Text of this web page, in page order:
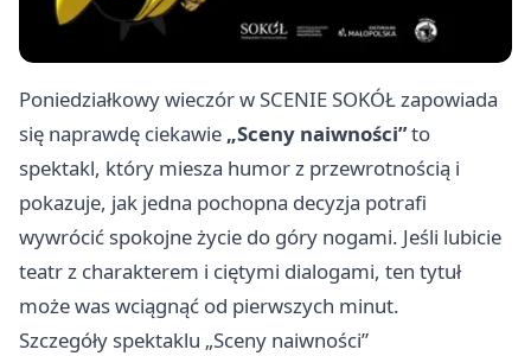
Poniedziałkowy wieczór w SCENIE SOKÓŁ zapowiada
się naprawdę ciekawie „Sceny naiwności”to
spektakl, który miesza humor z przewrotnością i
pokazuje, jak jedna pochopna decyzja potrafi
wywrócić spokojne życie do góry nogami. Jeśli lubicie
teatr z charakterem i ciętymi dialogami, ten tytuł
może was wciągnąć od pierwszych minut.
Szczegóły spektaklu „Sceny naiwności”